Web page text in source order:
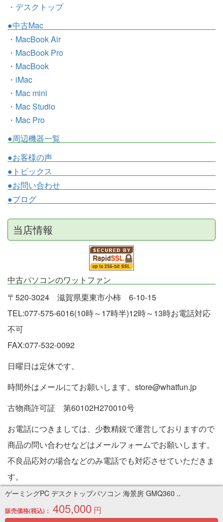
ゲーミングPC デスクトップパソコン 海景房 GMQ360 ..
販売価格(税込)： 405,000 円
・デスクトップ
●中古Mac
・MacBook Air
・MacBook Pro
・MacBook
・iMac
・Mac mini
・Mac Studio
・Mac Pro
●周辺機器一覧
●お客様の声
●トピックス
●お問い合わせ
●ブログ
当店情報
中古パソコンのワットファン
〒520-3024 滋賀県栗東市小柿 6-10-15
TEL:077-575-6016(10時～17時半)12時～13時お電話対応
不可
FAX:077-532-0092
日曜日は定休です。
時間外はメールにてお願いします。store@whatfun.jp
古物商許可証 第60102H270010号
お電話につきましては、少数精鋭で運営しておりますので
商品の問い合わせなどはメールフォームでお願いします。
不良品応対の場合などのみ電話でも対応させていただきま
す。
特定商取引法に基づく表記
Copyright © 2005-2026 中古パソコン通販専門店 | PC販売